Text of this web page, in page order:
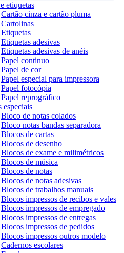
etiquetas
Cartão cinza e cartão pluma
Cartolinas
Etiquetas
Etiquetas adesivas
Etiquetas adesivas de anéis
Papel continuo
Papel de cor
Papel especial para impressora
Papel fotocópia
Papel reprográfico
especiais
Bloco de notas colados
Bloco notas bandas separadora
Blocos de cartas
Blocos de desenho
Blocos de exame e milimétricos
Blocos de música
Blocos de notas
Blocos de notas adesivas
Blocos de trabalhos manuais
Blocos impressos de recibos e vales
Blocos impressos de empregado
Blocos impressos de entregas
Blocos impressos de pedidos
Blocos impressos outros modelo
Cadernos escolares